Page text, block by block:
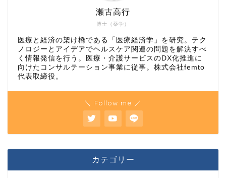
博士（薬学）
瀬古高行
医療と経済の架け橋である「医療経済学」を研究。テク
ノロジーとアイデアでヘルスケア関連の問題を解決すべ
く情報発信を行う。医療・介護サービスのDX化推進に
向けたコンサルテーション事業に従事。株式会社femto
代表取締役。
＼ Follow me ／
カテゴリー